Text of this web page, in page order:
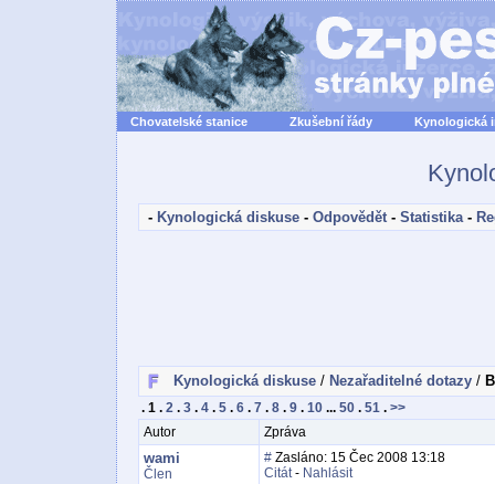
Chovatelské stanice Zkušební řády Kynologická
- Kynologická diskuse - Odpovědět- Statistika-
Kynologická diskuse / Nezařaditelné dotazy /
. 1 . 2 . 3 . 4 . 5 . 6 . 7 . 8 . 9 . 10 ... 50 . 51 . >>
Autor
Zpráva
wami
Člen
# Zasláno: 15 Čec 2008 13:18
Citát- Nahlásit